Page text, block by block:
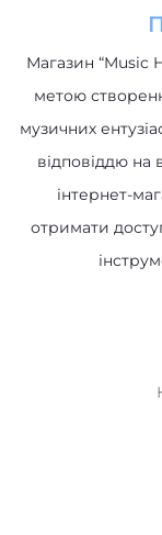
Магазин “Music
метою
музичних
відповіддю на
інтернет-
отримати